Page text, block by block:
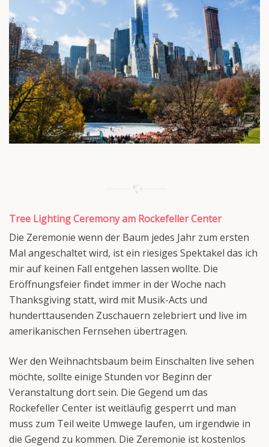
Tree Lighting Ceremony am Rockefeller Center
Die Zeremonie wenn der Baum jedes Jahr zum ersten
Mal angeschaltet wird, ist ein riesiges Spektakel das ich
mir auf keinen Fall entgehen lassen wollte. Die
Eröffnungsfeier findet immer in der Woche nach
Thanksgiving statt, wird mit Musik-Acts und
hunderttausenden Zuschauern zelebriert und live im
amerikanischen Fernsehen übertragen.
Wer den Weihnachtsbaum beim Einschalten live sehen
möchte, sollte einige Stunden vor Beginn der
Veranstaltung dort sein. Die Gegend um das
Rockefeller Center ist weitläufig gesperrt und man
muss zum Teil weite Umwege laufen, um irgendwie in
die Gegend zu kommen. Die Zeremonie ist kostenlos